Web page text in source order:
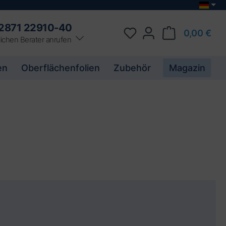
22910-40
Berater anrufen
0,00 €
Oberflächenfolien Zubehör Magazin